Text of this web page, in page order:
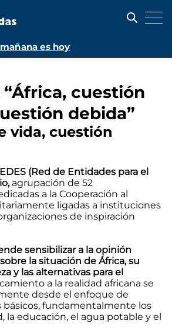
es hoy
“África, cuestión
debida”
vida, cuestión
(Red de Entidades para el
agrupación de 52
a la Cooperación al
ligadas a instituciones
de inspiración
sensibilizar a la opinión
la situación de África, su
y las alternativas para el
a la realidad africana se
desde el enfoque de
básicos, fundamentalmente los
la educación, el agua potable y el